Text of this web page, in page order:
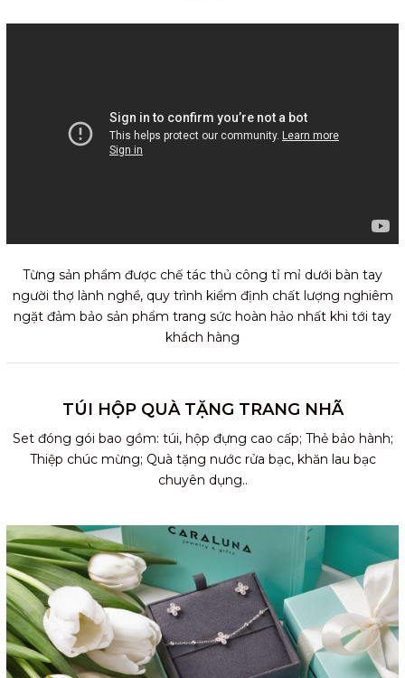
Từng sản phẩm được chế tác thủ công tỉ mỉ dưới bàn tay
người thợ lành nghề, quy trình kiểm định chất lượng nghiêm
ngặt đảm bảo sản phẩm trang sức hoàn hảo nhất khi tới tay
khách hàng
TÚI HỘP QUÀ TẶNG TRANG NHÃ
Set đóng gói bao gồm: túi, hộp đựng cao cấp; Thẻ bảo hành;
Thiệp chúc mừng; Quà tặng nước rửa bạc, khăn lau bạc
chuyên dụng..